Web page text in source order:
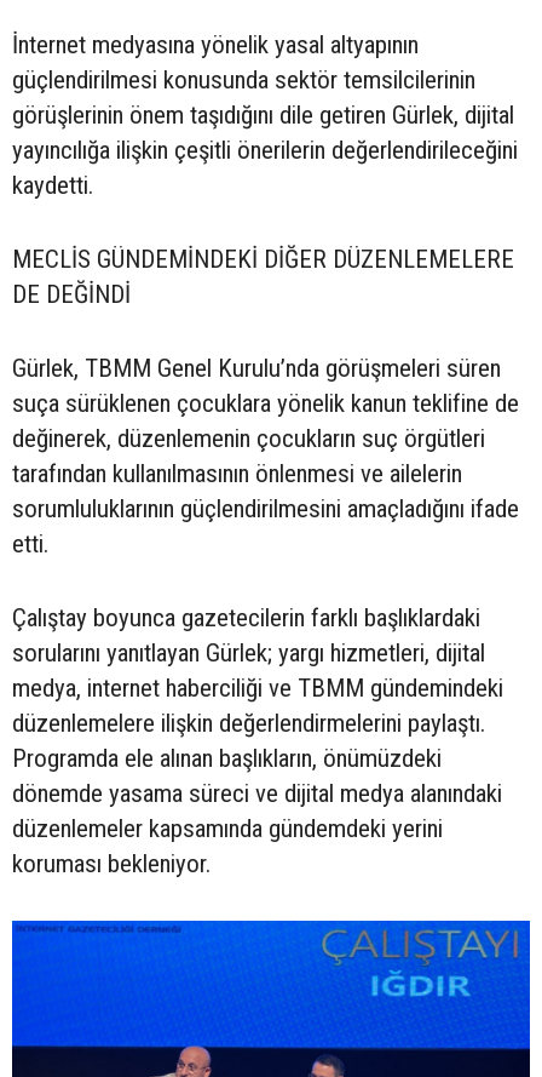
İnternet medyasına yönelik yasal altyapının
güçlendirilmesi konusunda sektör temsilcilerinin
görüşlerinin önem taşıdığını dile getiren Gürlek, dijital
yayıncılığa ilişkin çeşitli önerilerin değerlendirileceğini
kaydetti.
MECLİS GÜNDEMİNDEKİ DİĞER DÜZENLEMELERE
DE DEĞİNDİ
Gürlek, TBMM Genel Kurulu’nda görüşmeleri süren
suça sürüklenen çocuklara yönelik kanun teklifine de
değinerek, düzenlemenin çocukların suç örgütleri
tarafından kullanılmasının önlenmesi ve ailelerin
sorumluluklarının güçlendirilmesini amaçladığını ifade
etti.
Çalıştay boyunca gazetecilerin farklı başlıklardaki
sorularını yanıtlayan Gürlek; yargı hizmetleri, dijital
medya, internet haberciliği ve TBMM gündemindeki
düzenlemelere ilişkin değerlendirmelerini paylaştı.
Programda ele alınan başlıkların, önümüzdeki
dönemde yasama süreci ve dijital medya alanındaki
düzenlemeler kapsamında gündemdeki yerini
koruması bekleniyor.